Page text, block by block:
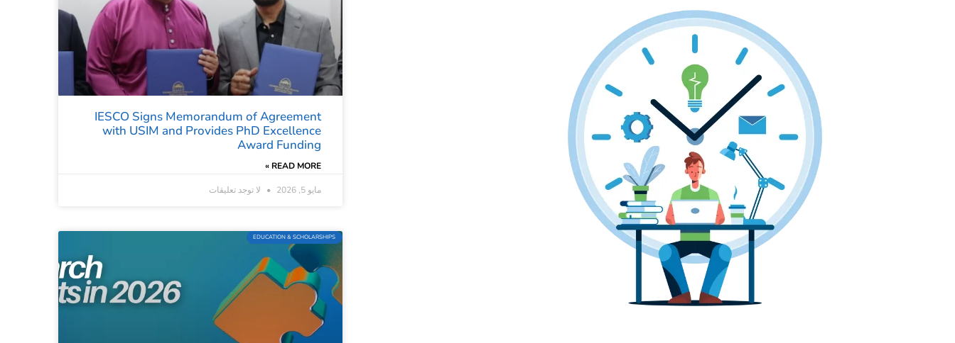
IESCO Signs Memorandum of Agreement
with USIM and Provides PhD Excellence
Award Funding
READ MORE »
مايو 5, 2026 لا توجد تعليقات
EDUCATION & SCHOLARSHIPS